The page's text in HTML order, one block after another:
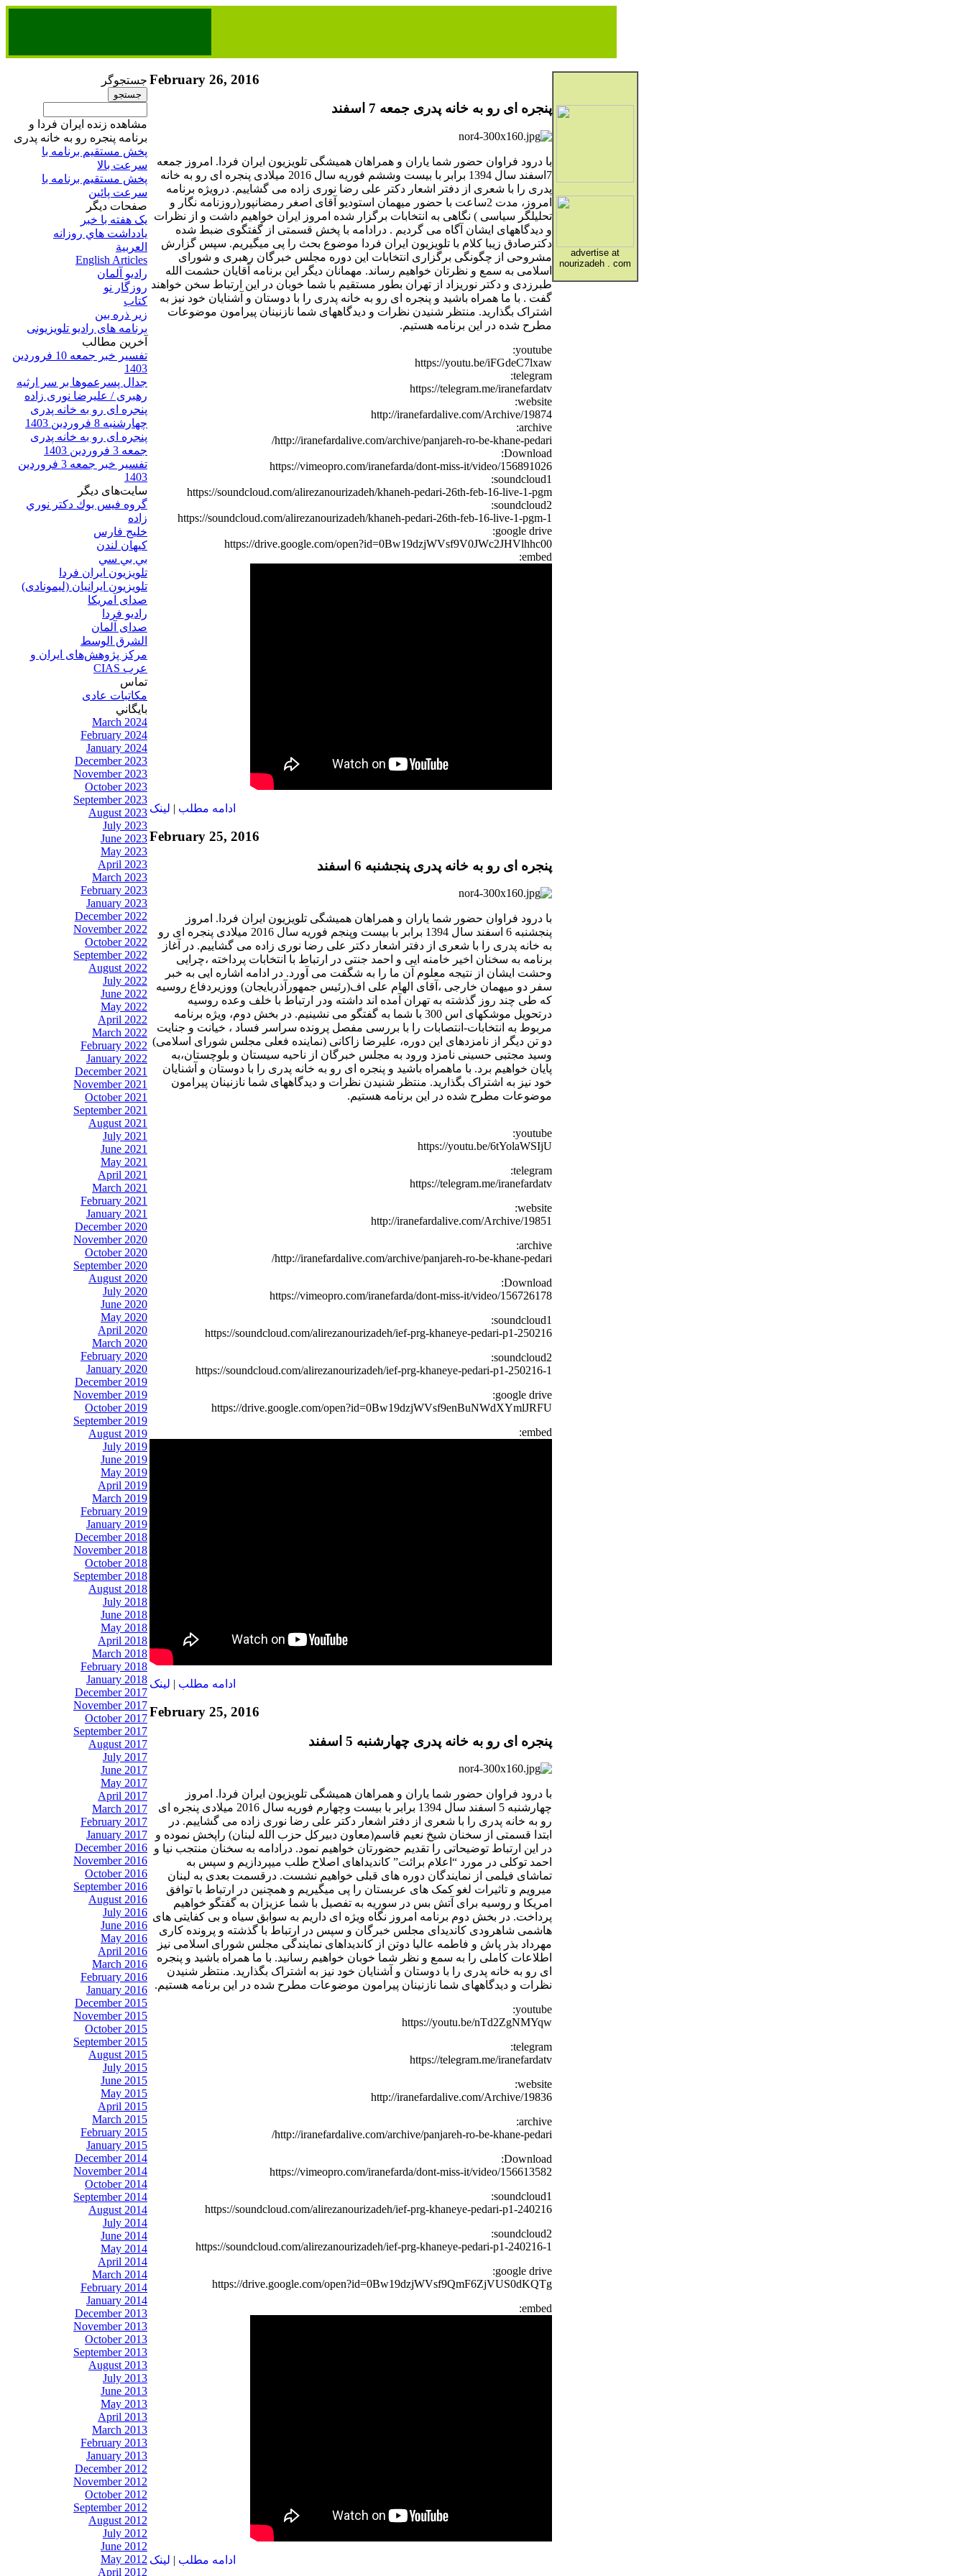
جستجوگر
مشاهده زنده ایران فردا و
برنامه پنجره رو به خانه پدری
پخش مستقیم برنامه‌ ​با
سرعت بالا
پخش مستقیم برنامه‌ ​با
سرعت پائین​
صفحات ديگر
يک هفته با خبر
يادداشت هاي روزانه
العربية
English Articles
راديو آلمان
روزگار نو
کتاب
زير ذره بين
برنامه های رادیو تلویزیونی
آخرين مطالب
تفسیر خبر جمعه 10 فروردین
1403
جدال پسرعموها بر سر ارثیه
رهبری / علیرضا نوری زاده
پنجره ای رو به خانه پدری
چهارشنبه 8 فروردین 1403
پنجره ای رو به خانه پدری
جمعه 3 فروردین 1403
تفسیر خبر جمعه 3 فروردین
1403
سایت‌های ديگر
گروه فيس بوك دكتر نوري
زاده
خلیج فارس
کيهان لندن
بي بي سي
تلویزیون ایران فردا
تلويزيون ايرانيان (ليمونادی)
صدای آمريکا
راديو فردا
صدای آلمان
الشرق الوسط
مرکز پژوهش‌های ايران و
عرب CIAS
تماس
مکاتبات عادی
بايگاني
March 2024
February 2024
January 2024
December 2023
November 2023
October 2023
September 2023
August 2023
July 2023
June 2023
May 2023
April 2023
March 2023
February 2023
January 2023
December 2022
November 2022
October 2022
September 2022
August 2022
July 2022
June 2022
May 2022
April 2022
March 2022
February 2022
January 2022
December 2021
November 2021
October 2021
September 2021
August 2021
July 2021
June 2021
May 2021
April 2021
March 2021
February 2021
January 2021
December 2020
November 2020
October 2020
September 2020
August 2020
July 2020
June 2020
May 2020
April 2020
March 2020
February 2020
January 2020
December 2019
November 2019
October 2019
September 2019
August 2019
July 2019
June 2019
May 2019
April 2019
March 2019
February 2019
January 2019
December 2018
November 2018
October 2018
September 2018
August 2018
July 2018
June 2018
May 2018
April 2018
March 2018
February 2018
January 2018
December 2017
November 2017
October 2017
September 2017
August 2017
July 2017
June 2017
May 2017
April 2017
March 2017
February 2017
January 2017
December 2016
November 2016
October 2016
September 2016
August 2016
July 2016
June 2016
May 2016
April 2016
March 2016
February 2016
January 2016
December 2015
November 2015
October 2015
September 2015
August 2015
July 2015
June 2015
May 2015
April 2015
March 2015
February 2015
January 2015
December 2014
November 2014
October 2014
September 2014
August 2014
July 2014
June 2014
May 2014
April 2014
March 2014
February 2014
January 2014
December 2013
November 2013
October 2013
September 2013
August 2013
July 2013
June 2013
May 2013
April 2013
March 2013
February 2013
January 2013
December 2012
November 2012
October 2012
September 2012
August 2012
July 2012
June 2012
May 2012
April 2012
February 26, 2016
پنجره ای رو به خانه پدری جمعه 7 اسفند
با درود فراوان حضور شما یاران و همراهان همیشگی تلویزیون ایران فردا. امروز جمعه
7اسفند سال 1394 برابر با بیست وششم فوریه سال 2016 میلادی پنجره ای رو به خانه
پدری را با شعری از دفتر اشعار دکتر علی رضا نوری زاده می گشاییم. درویژه برنامه
امروز، مدت 2ساعت با حضور میهمان استودیو آقای اصغر رمضانپور(روزنامه نگار و
تحلیلگر سیاسی ) نگاهی به انتخابات برگزار شده امروز ایران خواهیم داشت و از نظرات
و دیدگاههای ایشان آگاه می گردیم . درادامه با پخش قسمتی از گفتگوی ضبط شده
دکترصادق زیبا کلام با تلویزیون ایران فردا موضوع بحث را پی میگیریم. سپس گزارش
مشروحی از چگونگی برگزاری انتخابات این دوره مجلس خبرگان رهبری و شورای
اسلامی به سمع و نظرتان خواهیم رساند. مهمانان دیگر این برنامه آقایان حشمت الله
طبرزدی و دکتر نوریزاد از تهران بطور مستقیم با شما خوبان در این ارتباط سخن خواهند
گفت . با ما همراه باشید و پنجره ای رو به خانه پدری را با دوستان و آشنایان خود نیز به
اشتراک بگذارید. منتظر شنیدن نظرات و دیدگاههای شما نازنینان پیرامون موضوعات
مطرح شده در این برنامه هستیم.
youtube:
https://youtu.be/iFGdeC7lxaw
telegram:
https://telegram.me/iranefardatv
website:
http://iranefardalive.com/Archive/19874
archive:
http://iranefardalive.com/archive/panjareh-ro-be-khane-pedari/
Download:
https://vimeopro.com/iranefarda/dont-miss-it/video/156891026
soundcloud1:
https://soundcloud.com/alirezanourizadeh/khaneh-pedari-26th-feb-16-live-1-pgm
soundcloud2:
https://soundcloud.com/alirezanourizadeh/khaneh-pedari-26th-feb-16-live-1-pgm-1
google drive:
https://drive.google.com/open?id=0Bw19dzjWVsf9V0JWc2JHVlhhc00
embed:
ادامه مطلب | لينک
February 25, 2016
پنجره ای رو به خانه پدری پنجشنبه 6 اسفند
با درود فراوان حضور شما یاران و همراهان همیشگی تلویزیون ایران فردا. امروز
پنجشنبه 6 اسفند سال 1394 برابر با بیست وپنجم فوریه سال 2016 میلادی پنجره ای رو
به خانه پدری را با شعری از دفتر اشعار دکتر علی رضا نوری زاده می گشاییم. در آغاز
برنامه به سخنان اخیر خامنه ایی و احمد جنتی در ارتباط با انتخابات پرداخته ،چرایی
وحشت ایشان از نتیجه معلوم آن ما را به شگفت می آورد. در ادامه اشاره ایی به خبر
سفر دو میهمان خارجی ،آقای الهام علی اف(رئیس جمهورآذربایجان) ووزیردفاع روسیه
که طی چند روز گذشته به تهران آمده اند داشته ودر ارتباط با خلف وعده روسیه
درتحویل موشکهای اس 300 با شما به گفتگو می نشینیم. در بخش دوم، ویژه برنامه
مربوط به انتخابات-انتصابات را با بررسی مفصل پرونده سراسر فساد ، خیانت و جنایت
دو تن دیگر از نامزدهای این دوره، علیرضا زاکانی (نماینده فعلی مجلس شورای اسلامی)
وسید مجتبی حسینی نامزد ورود به مجلس خبرگان از ناحیه سیستان و بلوچستان،به
پایان خواهیم برد. با ماهمراه باشید و پنجره ای رو به خانه پدری را با دوستان و آشنایان
خود نیز به اشتراک بگذارید. منتظر شنیدن نظرات و دیدگاههای شما نازنینان پیرامون
موضوعات مطرح شده در این برنامه هستیم.
youtube:
https://youtu.be/6tYolaWSIjU
telegram:
https://telegram.me/iranefardatv
website:
http://iranefardalive.com/Archive/19851
archive:
http://iranefardalive.com/archive/panjareh-ro-be-khane-pedari/
Download:
https://vimeopro.com/iranefarda/dont-miss-it/video/156726178
soundcloud1:
https://soundcloud.com/alirezanourizadeh/ief-prg-khaneye-pedari-p1-250216
soundcloud2:
https://soundcloud.com/alirezanourizadeh/ief-prg-khaneye-pedari-p1-250216-1
google drive:
https://drive.google.com/open?id=0Bw19dzjWVsf9enBuNWdXYmlJRFU
embed:
ادامه مطلب | لينک
February 25, 2016
پنجره ای رو به خانه پدری چهارشنبه 5 اسفند
با درود فراوان حضور شما یاران و همراهان همیشگی تلویزیون ایران فردا. امروز
چهارشنبه 5 اسفند سال 1394 برابر با بیست وچهارم فوریه سال 2016 میلادی پنجره ای
رو به خانه پدری را با شعری از دفتر اشعار دکتر علی رضا نوری زاده می گشاییم. در
ابتدا قسمتی از سخنان شیخ نعیم قاسم(معاون دبیرکل حزب الله لبنان) راپخش نموده و
در این ارتباط توضیحاتی را تقدیم حضورتان خواهیم نمود. درادامه به سخنان منتجب نیا و
احمد توکلی در مورد “اعلام برائت” کاندیداهای اصلاح طلب میپردازیم و سپس به
تماشای فیلمی از نمایندگان دوره های قبلی خواهیم نشست. درقسمت بعدی به لبنان
میرویم و تاثیرات لغو کمک های عربستان را پی میگیریم و همچنین در ارتباط با توافق
امریکا و روسیه برای آتش بس در سوریه به تفصیل با شما عزیزان به گفتگو خواهیم
پرداخت. در بخش دوم برنامه امروز نگاه ویژه ای داریم به سوابق سیاه و بی کفایتی های
هاشمی شاهرودی کاندیدای مجلس خبرگان و سپس در ارتباط با گذشته و پرونده کاری
مهرداد بذر پاش و فاطمه عالیا دوتن از کاندیداهای نمایندگی مجلس شورای اسلامی نیز
اطلاعات کاملی را به سمع و نظر شما خوبان خواهیم رسانید. با ما همراه باشید و پنجره
ای رو به خانه پدری را با دوستان و آشنایان خود نیز به اشتراک بگذارید. منتظر شنیدن
نظرات و دیدگاههای شما نازنینان پیرامون موضوعات مطرح شده در این برنامه هستیم.
youtube:
https://youtu.be/nTd2ZgNMYqw
telegram:
https://telegram.me/iranefardatv
website:
http://iranefardalive.com/Archive/19836
archive:
http://iranefardalive.com/archive/panjareh-ro-be-khane-pedari/
Download:
https://vimeopro.com/iranefarda/dont-miss-it/video/156613582
soundcloud1:
https://soundcloud.com/alirezanourizadeh/ief-prg-khaneye-pedari-p1-240216
soundcloud2:
https://soundcloud.com/alirezanourizadeh/ief-prg-khaneye-pedari-p1-240216-1
google drive:
https://drive.google.com/open?id=0Bw19dzjWVsf9QmF6ZjVUS0dKQTg
embed:
ادامه مطلب لينک
advertise at
nourizadeh . com